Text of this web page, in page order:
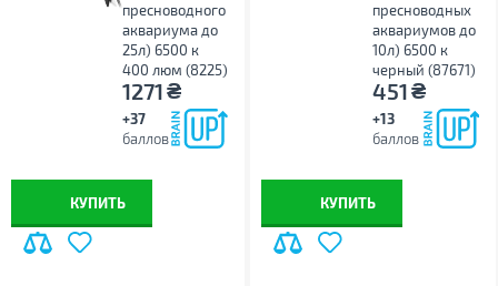
пресноводного
аквариума до
25л) 6500 к
400 люм (8225)
1271₴
+37
баллов
КУПИТЬ
пресноводных
аквариумов до
10л) 6500 к
черный (87671)
451₴
+13
баллов
КУПИТЬ